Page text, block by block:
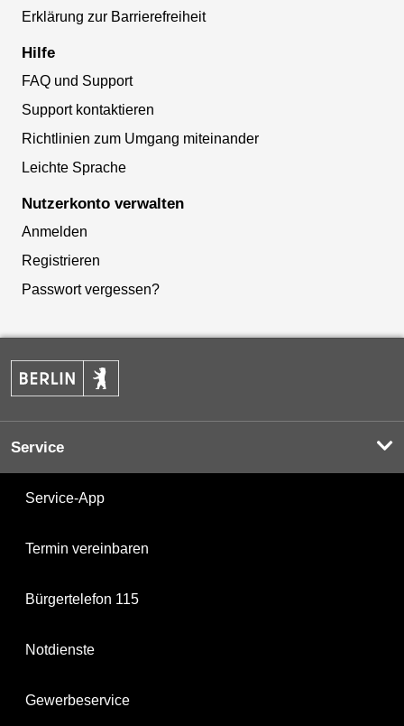
Erklärung zur Barrierefreiheit
Hilfe
FAQ und Support
Support kontaktieren
Richtlinien zum Umgang miteinander
Leichte Sprache
Nutzerkonto verwalten
Anmelden
Registrieren
Passwort vergessen?
Service
Service-App
Termin vereinbaren
Bürgertelefon 115
Notdienste
Gewerbeservice